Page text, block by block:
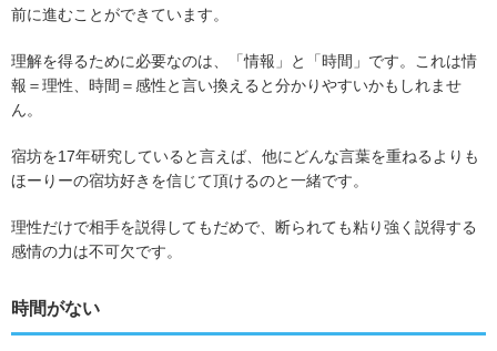
前に進むことができています。
理解を得るために必要なのは、「情報」と「時間」です。これは情
報＝理性、時間＝感性と言い換えると分かりやすいかもしれませ
ん。
宿坊を17年研究していると言えば、他にどんな言葉を重ねるよりも
ほーりーの宿坊好きを信じて頂けるのと一緒です。
理性だけで相手を説得してもだめで、断られても粘り強く説得する
感情の力は不可欠です。
時間がない